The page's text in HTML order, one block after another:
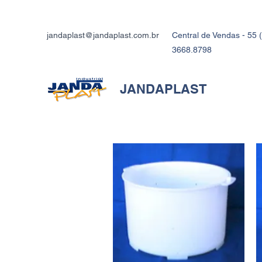
jandaplast@jandaplast.com.br
Central de Vendas - 55
3668.8798
JANDAPLAST